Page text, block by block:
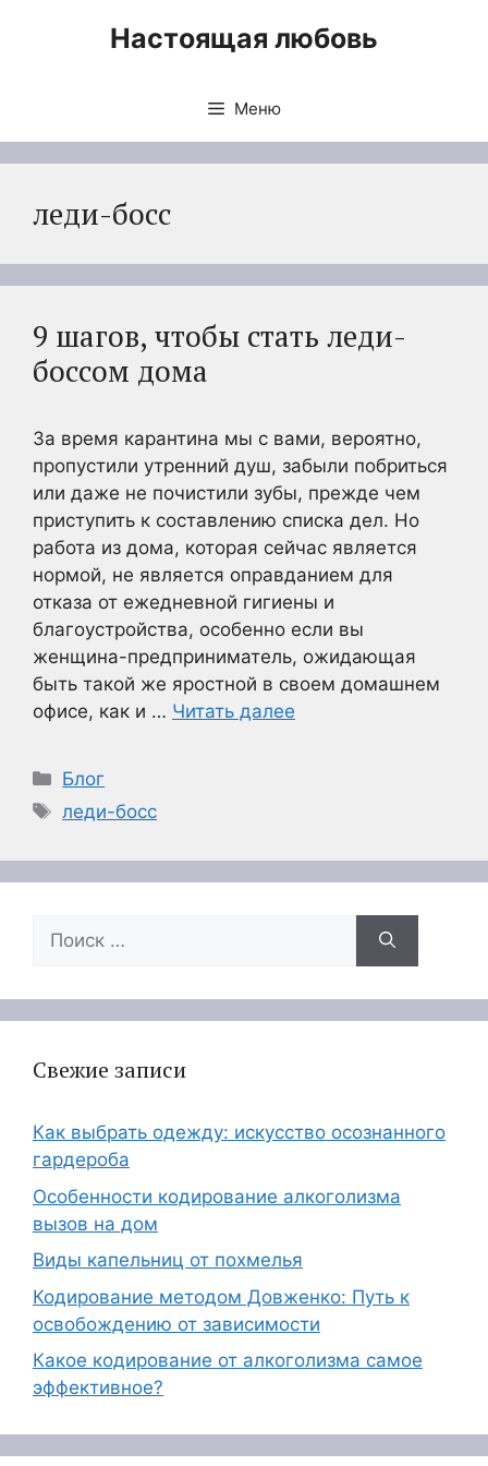
Настоящая любовь
Меню
леди-босс
9 шагов, чтобы стать леди-
боссом дома
За время карантина мы с вами, вероятно,
пропустили утренний душ, забыли побриться
или даже не почистили зубы, прежде чем
приступить к составлению списка дел. Но
работа из дома, которая сейчас является
нормой, не является оправданием для
отказа от ежедневной гигиены и
благоустройства, особенно если вы
женщина-предприниматель, ожидающая
быть такой же яростной в своем домашнем
офисе, как и … Читать далее
Рубрики
Блог
Метки
леди-босс
Поиск:
Свежие записи
Как выбрать одежду: искусство осознанного
гардероба
Особенности кодирование алкоголизма
вызов на дом
Виды капельниц от похмелья
Кодирование методом Довженко: Путь к
освобождению от зависимости
Какое кодирование от алкоголизма самое
эффективное?